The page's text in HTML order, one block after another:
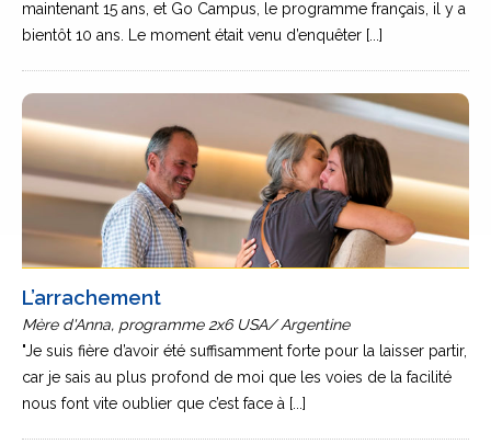
maintenant 15 ans, et Go Campus, le programme français, il y a
bientôt 10 ans. Le moment était venu d’enquêter [...]
L’arrachement
Mère d'Anna, programme 2x6 USA/ Argentine
"Je suis fière d’avoir été suffisamment forte pour la laisser partir,
car je sais au plus profond de moi que les voies de la facilité
nous font vite oublier que c’est face à [...]